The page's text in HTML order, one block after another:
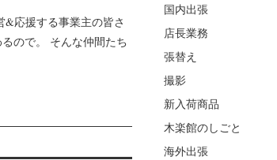
&応援する事業主の皆さ
ので。 そんな仲間たち
国内出張
店長業務
張替え
撮影
新入荷商品
木楽館のしごと
海外出張